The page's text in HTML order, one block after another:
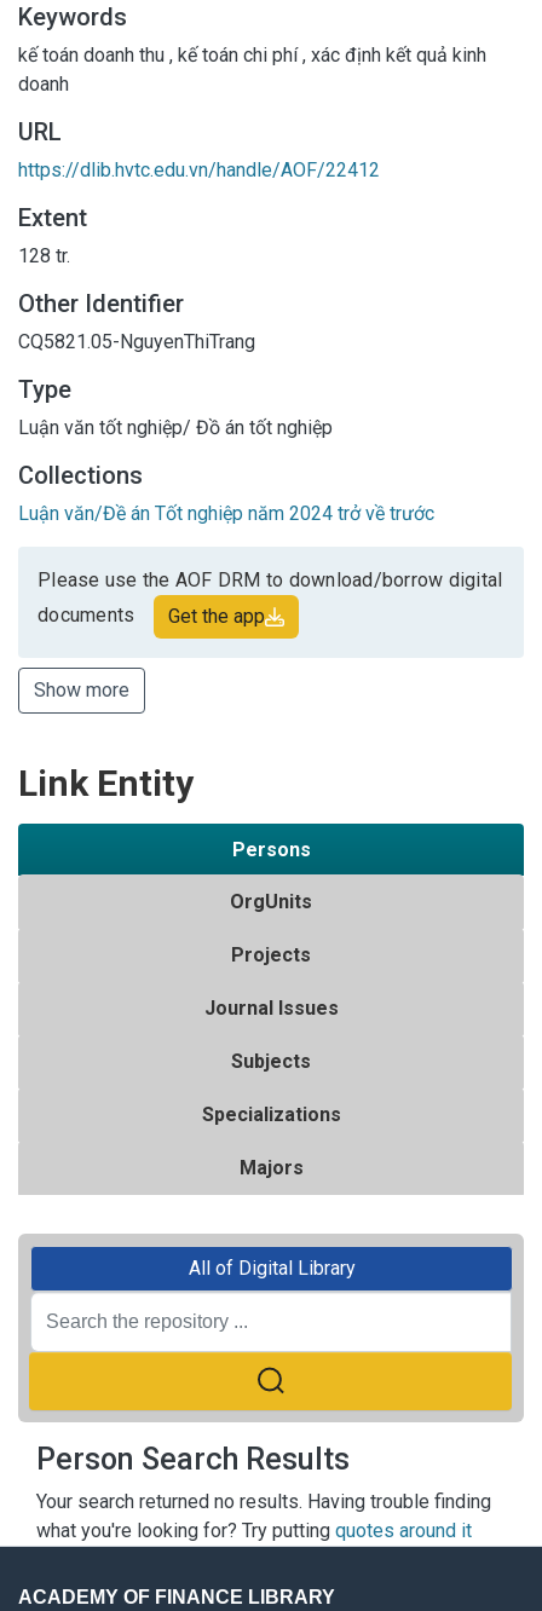
Keywords
kế toán doanh thu , kế toán chi phí, xác định kết quả kinh
doanh
URL
https://dlib.hvtc.edu.vn/handle/AOF/22412
Extent
128 tr.
Other Identifier
CQ5821.05-NguyenThiTrang
Type
Luận văn tốt nghiệp/ Đồ án tốt nghiệp
Collections
Luận văn/Đề án Tốt nghiệp năm 2024 trở về trước
Please use the AOF DRM to download/borrow digital
documents
Get the app
Show more
Link Entity
Persons
OrgUnits
Projects
Journal Issues
Subjects
Specializations
Majors
All of Digital Library
Person Search Results
Your search returned no results. Having trouble finding
what you're looking for? Try putting quotes around it
ACADEMY OF FINANCE LIBRARY